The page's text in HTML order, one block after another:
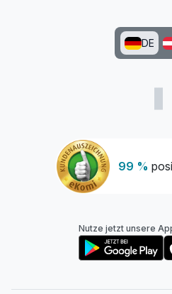
99 %
DE
Nutze jetzt unsere